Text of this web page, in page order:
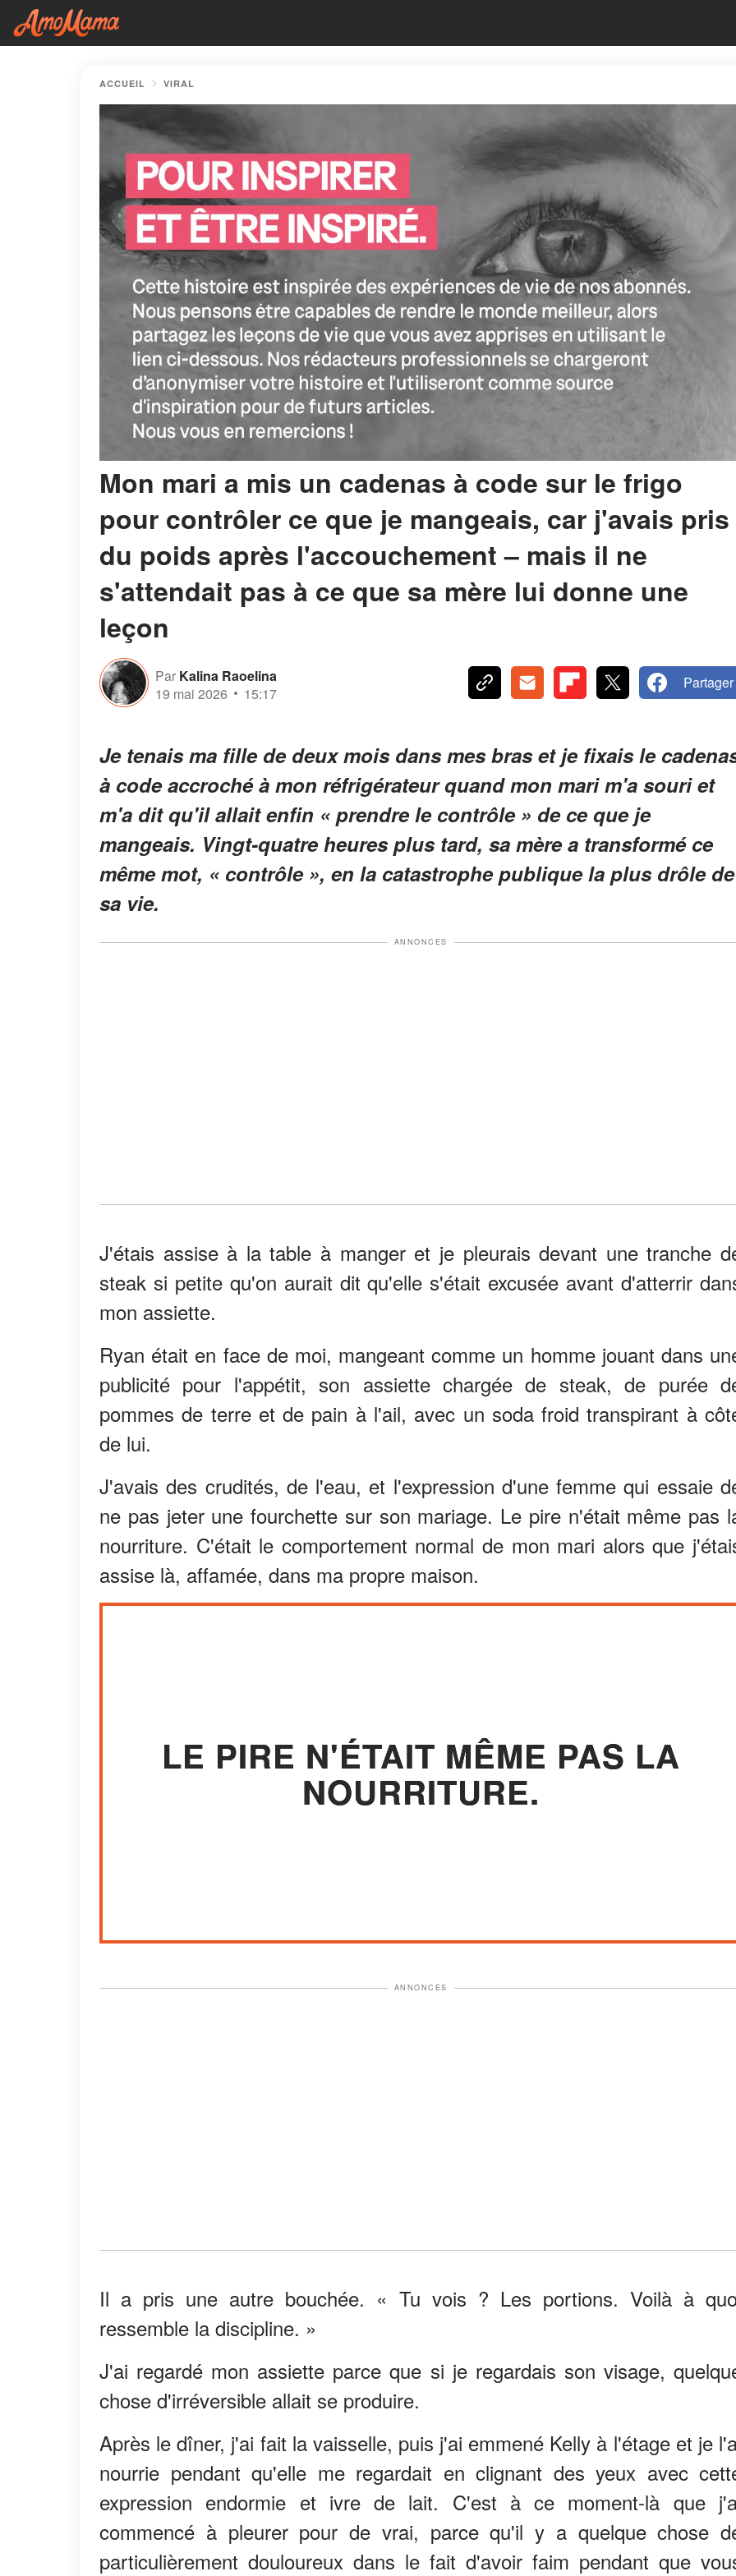
ACCUEIL VIRAL
Mon mari a mis un cadenas à code sur le frigo
pour contrôler ce que je mangeais, car j'avais pris
du poids après l'accouchement – mais il ne
s'attendait pas à ce que sa mère lui donne une
leçon
Par Kalina Raoelina
19 mai 2026
15:17
Partager
Je tenais ma fille de deux mois dans mes bras et je fixais le
à code accroché à mon réfrigérateur quand mon mari m'a souri et
m'a dit qu'il allait enfin « prendre le contrôle » de ce que je
mangeais. Vingt-quatre heures plus tard, sa mère a transformé ce
même mot, « contrôle », en la catastrophe publique la plus drôle de
sa vie.
ANNONCES
J'étais assise à la table à manger et je pleurais devant une tranche
steak si petite qu'on aurait dit qu'elle s'était excusée avant d'atterrir
mon assiette.
Ryan était en face de moi, mangeant comme un homme jouant dans
publicité pour l'appétit, son assiette chargée de steak, de purée
pommes de terre et de pain à l'ail, avec un soda froid transpirant à
de lui.
J'avais des crudités, de l'eau, et l'expression d'une femme qui essaie
ne pas jeter une fourchette sur son mariage. Le pire n'était même pas
nourriture. C'était le comportement normal de mon mari alors que
assise là, affamée, dans ma propre maison.
LE PIRE N'ÉTAIT MÊME PAS LA
NOURRITURE.
ANNONCES
Il a pris une autre bouchée. « Tu vois ? Les portions. Voilà à
ressemble la discipline. »
J'ai regardé mon assiette parce que si je regardais son visage,
chose d'irréversible allait se produire.
Après le dîner, j'ai fait la vaisselle, puis j'ai emmené Kelly à l'étage et je
nourrie pendant qu'elle me regardait en clignant des yeux avec
expression endormie et ivre de lait. C'est à ce moment-là que
commencé à pleurer pour de vrai, parce qu'il y a quelque chose
particulièrement douloureux dans le fait d'avoir faim pendant que